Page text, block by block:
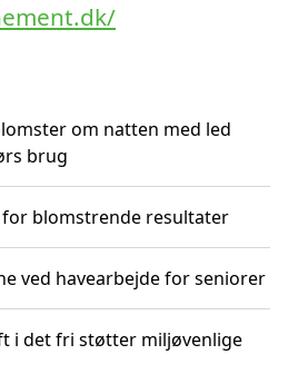
om natten med led
brug
blomstrende resultater
ved havearbejde for seniorer
i det fri støtter miljøvenlige